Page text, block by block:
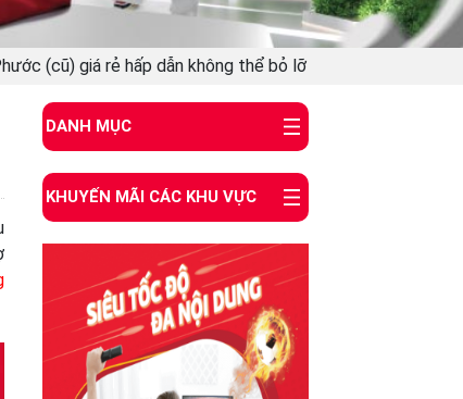
(cũ) giá rẻ hấp dẫn không thể bỏ lỡ
DANH MỤC
KHUYẾN MÃI CÁC KHU VỰC